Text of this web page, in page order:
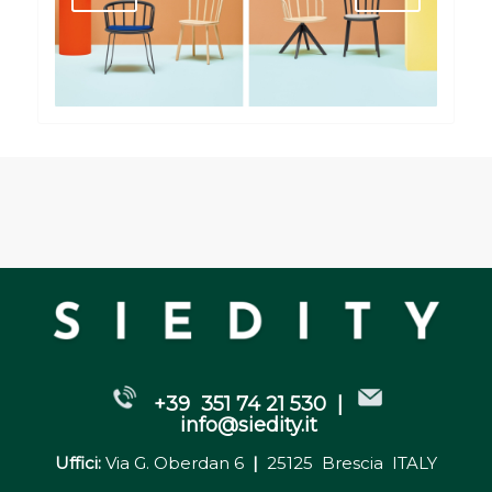
+39 351 74 21 530 |
info@siedity.it
Uffici: Via G. Oberdan 6 | 25125 Brescia ITALY